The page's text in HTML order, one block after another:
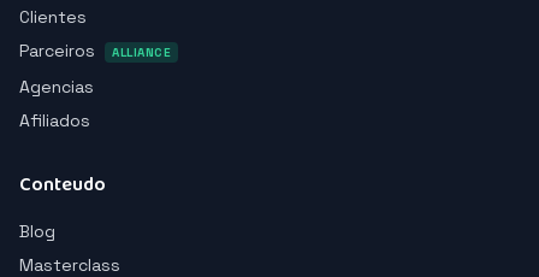
Clientes
Parceiros
ALLIANCE
Agencias
Afiliados
Conteudo
Blog
Masterclass